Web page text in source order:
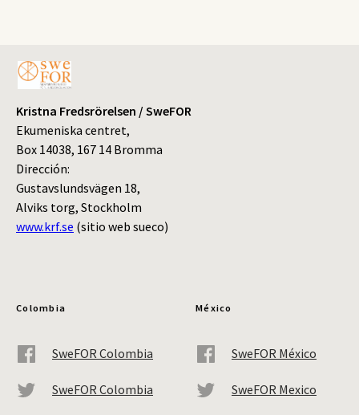
Kristna Fredsrörelsen / SweFOR
Ekumeniska centret,
Box 14038, 167 14 Bromma
Dirección:
Gustavslundsvägen 18,
Alviks torg, Stockholm
www.krf.se (sitio web sueco)
Colombia
SweFOR Colombia
SweFOR Colombia
México
SweFOR México
SweFOR Mexico